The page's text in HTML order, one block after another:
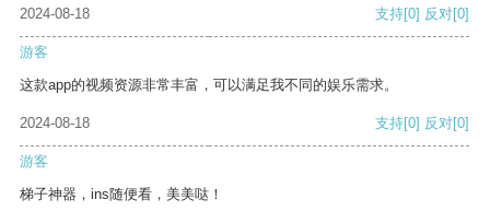
2024-08-18
支持[0] 反对[0]
游客
这款app的视频资源非常丰富，可以满足我不同的娱乐需求。
2024-08-18 支持[0] 反对[0]
游客
梯子神器，ins随便看，美美哒！